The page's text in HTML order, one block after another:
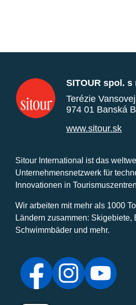
SITOUR spol. s
Terézie
974 01 Banská
www.sitour.sk
Sitour International ist das
Unternehmensnetzwerk für
Innovationen in
Wir arbeiten mit mehr als 1000
Ländern zusammen: Skigebiete,
Schwimmbäder und mehr.